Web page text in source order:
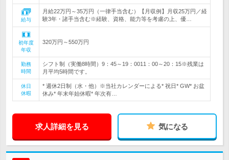
給与
月給22万円～35万円（一律手当含む）【月収例】月収25万円／経
験3年・諸手当含む※経験、資格、能力等を考慮の上、優…
初年度
年収
320万円～550万円
勤務
時間
シフト制（実働8時間）9：45～19：0011：00～20：15※残業は
月平均5時間です。
休日
休暇
* 週休2日制（水・他）※当社カレンダーによる* 祝日* GW* お盆
休み* 年末年始休暇* 年次有…
求人詳細を見る 気になる